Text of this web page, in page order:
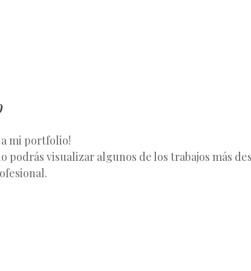
a mi portfolio!
podrás visualizar algunos de los trabajos más